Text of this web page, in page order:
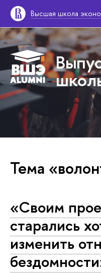
Высшая школа
Тема
«Своим
старались
изменить